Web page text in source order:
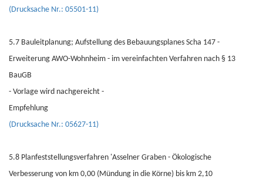
(Drucksache Nr.: 05501-11)
5.7 Bauleitplanung; Aufstellung des Bebauungsplanes Scha 147 -
Erweiterung AWO-Wohnheim - im vereinfachten Verfahren nach § 13
BauGB
- Vorlage wird nachgereicht -
Empfehlung
(Drucksache Nr.: 05627-11)
5.8 Planfeststellungsverfahren 'Asselner Graben - Ökologische
Verbesserung von km 0,00 (Mündung in die Körne) bis km 2,10